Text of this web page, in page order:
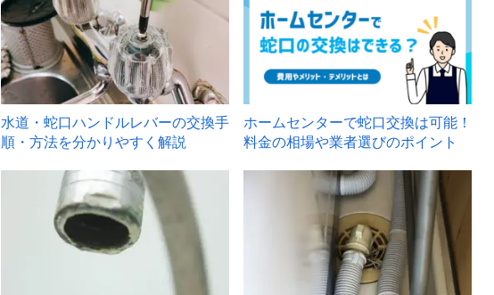
水道・蛇口ハンドルレバーの交換手
順・方法を分かりやすく解説
ホームセンターで蛇口交換は可能！
料金の相場や業者選びのポイント